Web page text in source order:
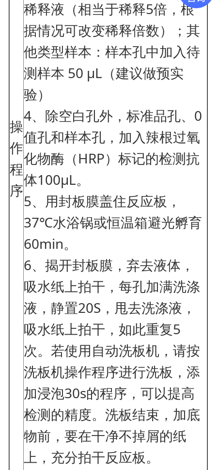
操
作
程
序
稀释液（相当于稀释5倍，根
据情况可改变稀释倍数）；其
他类型样本：样本孔中加入待
测样本 50 μL（建议做预实
验）
4、除空白孔外，标准品孔、0
值孔和样本孔，加入辣根过氧
化物酶（HRP）标记的检测抗
体100μL。
5、用封板膜盖住反应板，
37℃水浴锅或恒温箱避光孵育
60min。
6、揭开封板膜，弃去液体，
吸水纸上拍干，每孔加满洗涤
液，静置20S，甩去洗涤液，
吸水纸上拍干，如此重复5
次。若使用自动洗板机，请按
洗板机操作程序进行洗板，添
加浸泡30s的程序，可以提高
检测的精度。洗板结束，加底
物前，要在干净不掉屑的纸
上，充分拍干反应板。